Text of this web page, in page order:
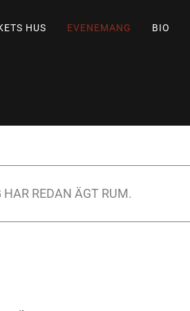
HUS EVENEMANG BIO
HAR REDAN ÄGT RUM.